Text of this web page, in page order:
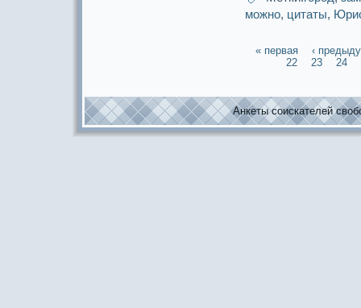
можнo, цитаты,
« первая
‹
22
23 24
Анкеты соискaтелей